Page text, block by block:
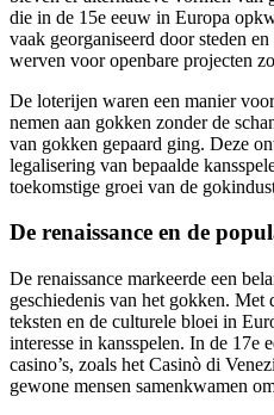
die in de 15e eeuw in Europa
vaak georganiseerd door steden
werven voor openbare projecten
De loterijen waren een manier
nemen aan gokken zonder de
van gokken gepaard ging. Deze
legalisering van bepaalde
toekomstige groei van de
De renaissance en de
De renaissance markeerde een
geschiedenis van het gokken.
teksten en de culturele bloei in
interesse in kansspelen. In de 17e
casino’s, zoals het Casinò di
gewone mensen samenkwamen